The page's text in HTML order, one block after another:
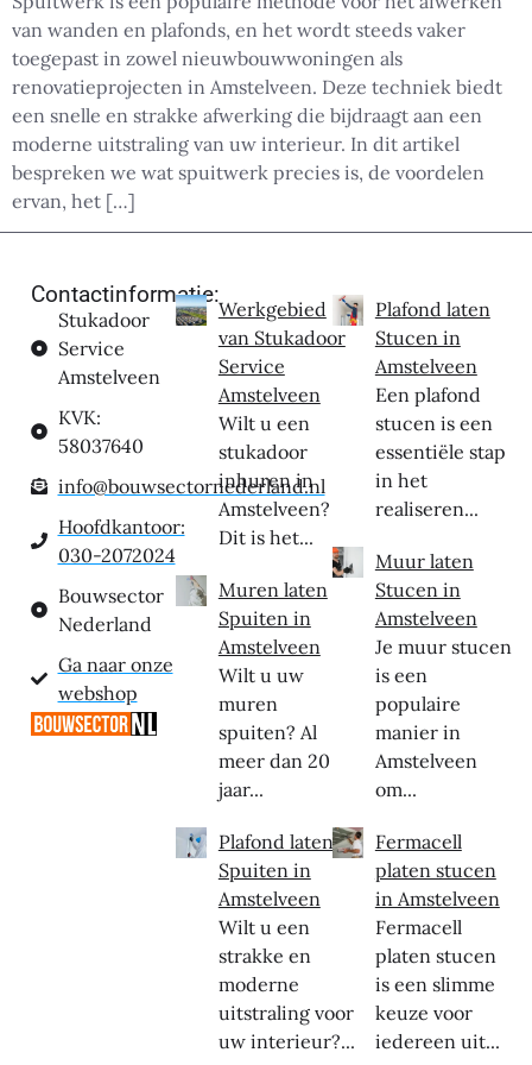
van wanden en plafonds, en het wordt steeds vaker
toegepast in zowel nieuwbouwwoningen als
renovatieprojecten in Amstelveen. Deze techniek biedt
een snelle en strakke afwerking die bijdraagt aan een
moderne uitstraling van uw interieur. In dit artikel
bespreken we wat spuitwerk precies is, de voordelen
ervan, het […]
Contactinformatie:
Stukadoor
Service
Amstelveen
KVK:
58037640
info@bouwsectornederland.nl
Hoofdkantoor:
030-2072024
Bouwsector
Nederland
Ga naar onze
webshop
Werkgebied
van Stukadoor
Service
Amstelveen
Wilt u een
stukadoor
inhuren in
Amstelveen?
Dit is het...
Muren laten
Spuiten in
Amstelveen
Wilt u uw
muren
spuiten? Al
meer dan 20
jaar...
Plafond laten
Spuiten in
Amstelveen
Wilt u een
strakke en
moderne
uitstraling voor
uw interieur?...
Plafond laten
Stucen in
Amstelveen
Een plafond
stucen is een
essentiële stap
in het
realiseren...
Muur laten
Stucen in
Amstelveen
Je muur stucen
is een
populaire
manier in
Amstelveen
om...
Fermacell
platen stucen
in Amstelveen
Fermacell
platen stucen
is een slimme
keuze voor
iedereen uit...